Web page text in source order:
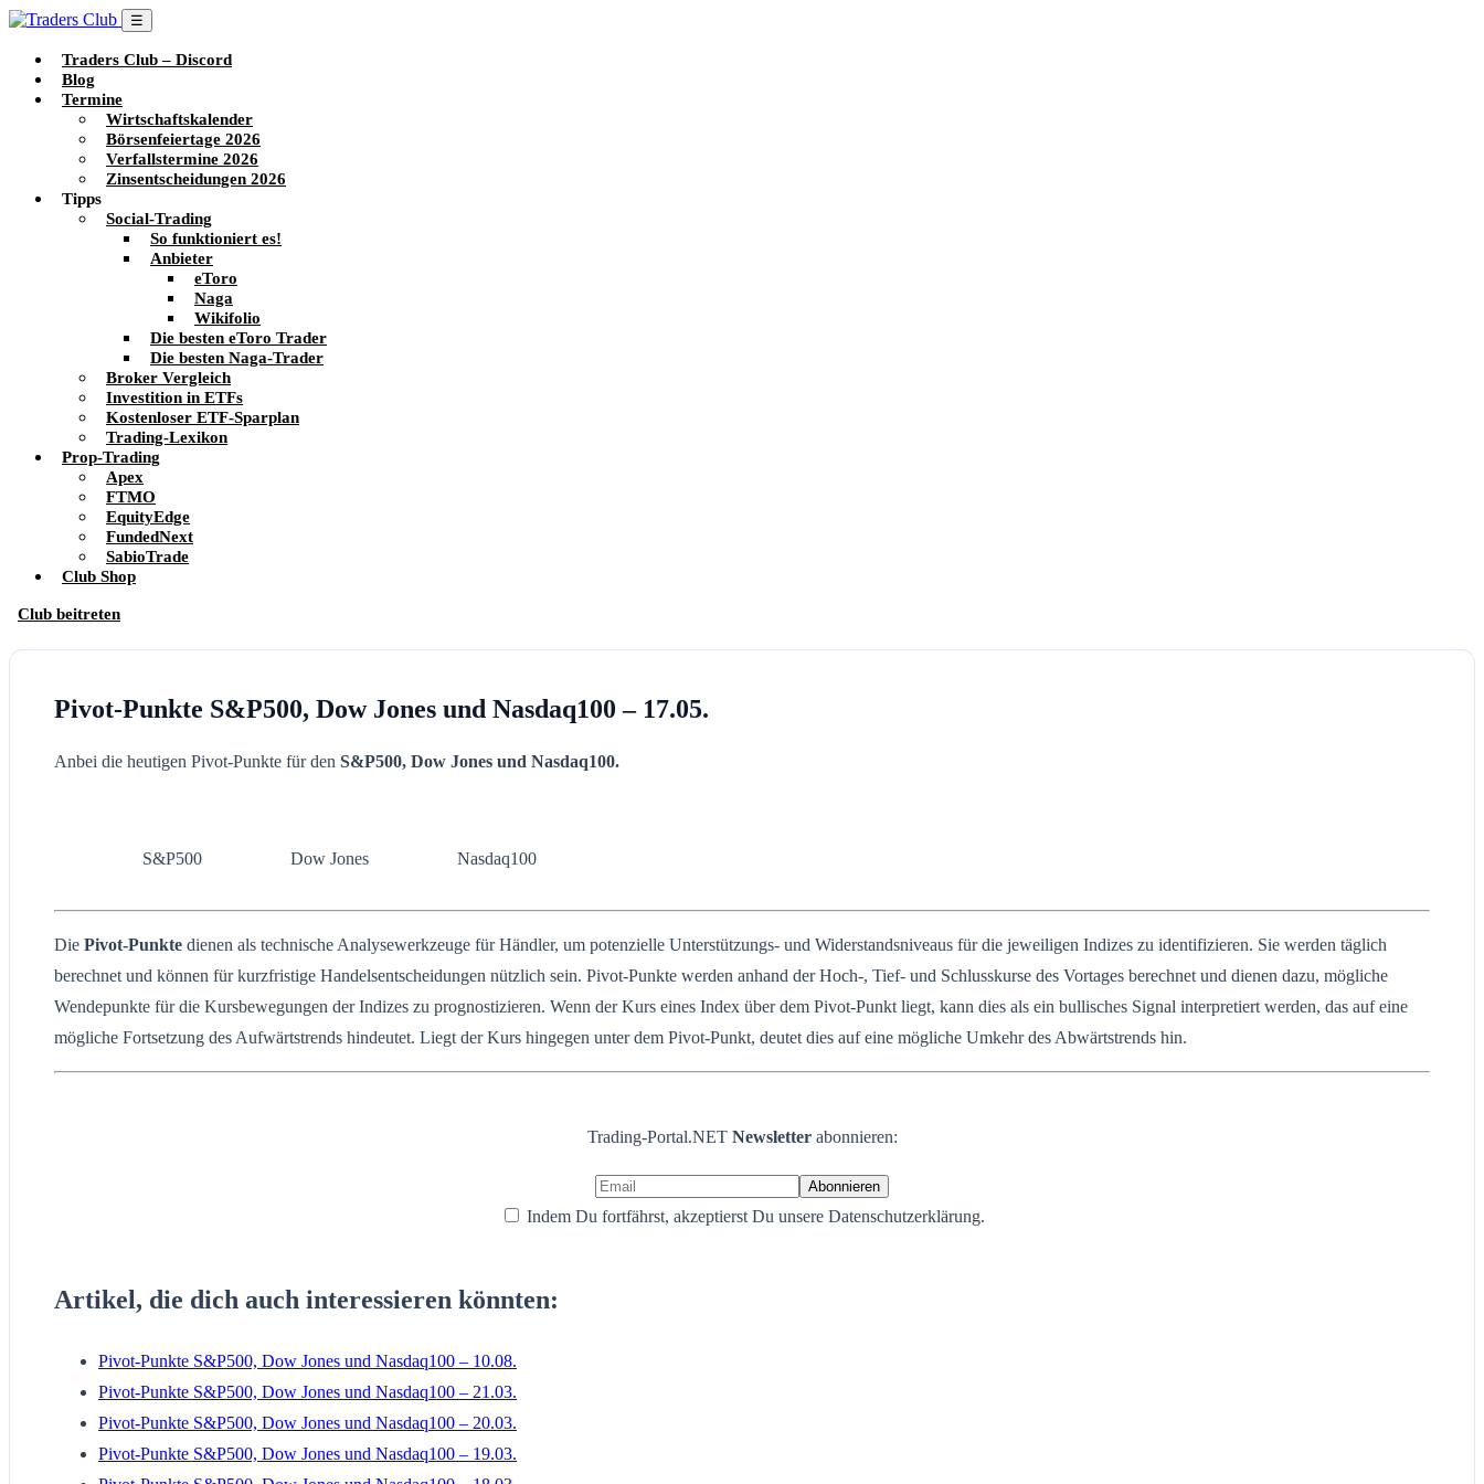
☰
Traders Club – Discord
Blog
Termine
Wirtschaftskalender
Börsenfeiertage 2026
Verfallstermine 2026
Zinsentscheidungen 2026
Tipps
Social-Trading
So funktioniert es!
Anbieter
eToro
Naga
Wikifolio
Die besten eToro Trader
Die besten Naga-Trader
Broker Vergleich
Investition in ETFs
Kostenloser ETF-Sparplan
Trading-Lexikon
Prop-Trading
Apex
FTMO
EquityEdge
FundedNext
SabioTrade
Club Shop
Club beitreten
Pivot-Punkte S&P500, Dow Jones und Nasdaq100 – 17.05.
Anbei die heutigen Pivot-Punkte für den S&P500, Dow Jones und Nasdaq100.
S&P500 Dow Jones Nasdaq100
Die Pivot-Punkte dienen als technische Analysewerkzeuge für Händler, um potenzielle Unterstützungs- und Widerstandsniveaus für die jeweiligen Indizes zu identifizieren. Sie werden täglich
berechnet und können für kurzfristige Handelsentscheidungen nützlich sein. Pivot-Punkte werden anhand der Hoch-, Tief- und Schlusskurse des Vortages berechnet und dienen dazu, mögliche
Wendepunkte für die Kursbewegungen der Indizes zu prognostizieren. Wenn der Kurs eines Index über dem Pivot-Punkt liegt, kann dies als ein bullisches Signal interpretiert werden, das auf eine
mögliche Fortsetzung des Aufwärtstrends hindeutet. Liegt der Kurs hingegen unter dem Pivot-Punkt, deutet dies auf eine mögliche Umkehr des Abwärtstrends hin.
Trading-Portal.NET Newsletter abonnieren:
Indem Du fortfährst, akzeptierst Du unsere Datenschutzerklärung.
Artikel, die dich auch interessieren könnten:
Pivot-Punkte S&P500, Dow Jones und Nasdaq100 – 10.08.
Pivot-Punkte S&P500, Dow Jones und Nasdaq100 – 21.03.
Pivot-Punkte S&P500, Dow Jones und Nasdaq100 – 20.03.
Pivot-Punkte S&P500, Dow Jones und Nasdaq100 – 19.03.